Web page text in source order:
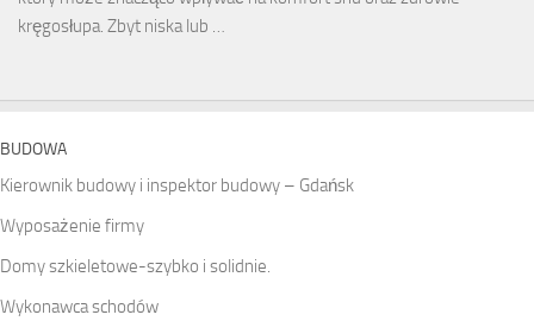
kręgosłupa. Zbyt niska lub …
BUDOWA
Kierownik budowy i inspektor budowy – Gdańsk
Wyposażenie firmy
Domy szkieletowe-szybko i solidnie.
Wykonawca schodów